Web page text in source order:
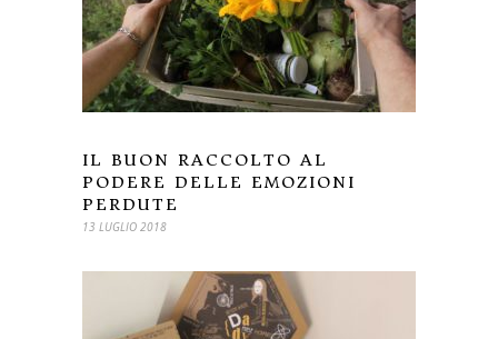
IL BUON RACCOLTO AL
PODERE DELLE EMOZIONI
PERDUTE
13 LUGLIO 2018